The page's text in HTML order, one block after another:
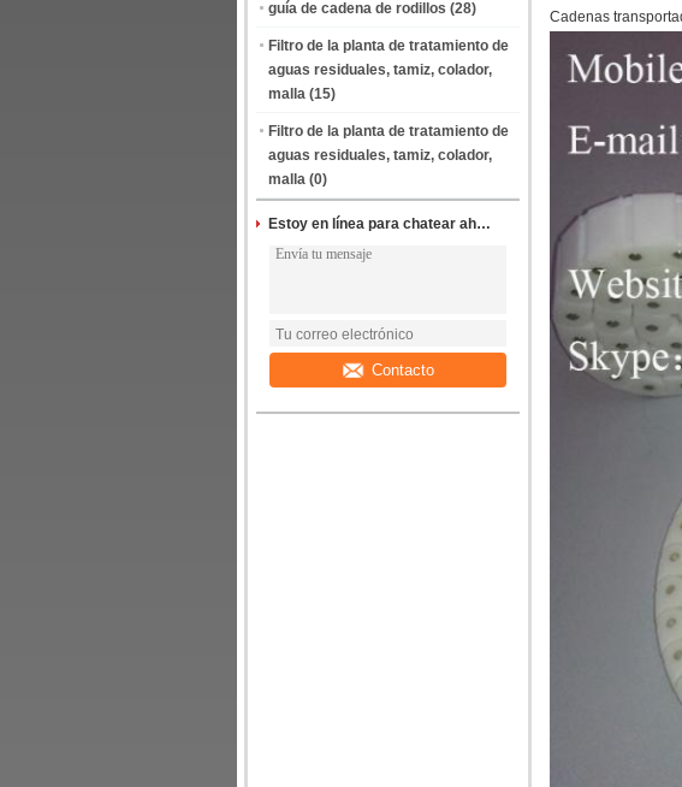
guía de cadena de rodillos (28)
Filtro de la planta de tratamiento de
aguas residuales, tamiz, colador,
malla (15)
Filtro de la planta de tratamiento de
aguas residuales, tamiz, colador,
malla (0)
Estoy en línea para chatear ahora
Contacto
Cadenas